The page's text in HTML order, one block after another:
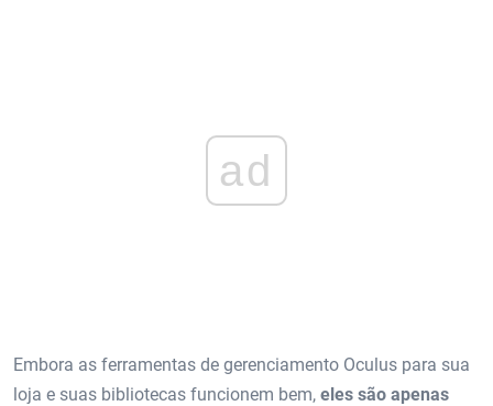
ad
Embora as ferramentas de gerenciamento Oculus para sua
loja e suas bibliotecas funcionem bem, eles são apenas